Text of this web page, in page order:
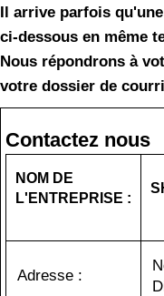
Il arrive parfois
ci-dessous en même
Nous répondrons à
votre dossier de
Contactez nous
NOM DE
L'ENTREPRISE :
Adresse :